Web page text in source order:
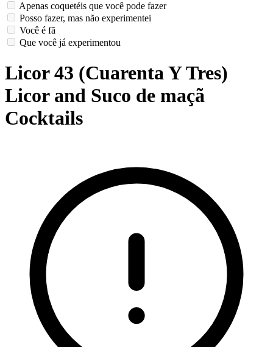
Apenas coquetéis que você pode fazer
Posso fazer, mas não experimentei
Você é fã
Que você já experimentou
Licor 43 (Cuarenta Y Tres)
Licor and Suco de maçã
Cocktails